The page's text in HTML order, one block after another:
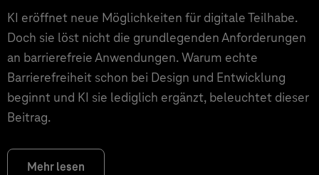
KI eröffnet neue Möglichkeiten für digitale Teilhabe.
Doch sie löst nicht die grundlegenden Anforderungen
an barrierefreie Anwendungen. Warum echte
Barrierefreiheit schon bei Design und Entwicklung
beginnt und KI sie lediglich ergänzt, beleuchtet dieser
Beitrag.
Mehr lesen